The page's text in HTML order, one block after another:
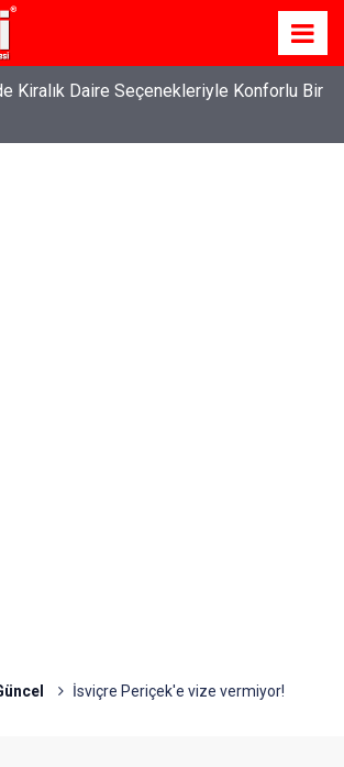
Kiralık Daire Seçenekleriyle Konforlu Bir
İsviçre Periçek'e vize vermiyor!